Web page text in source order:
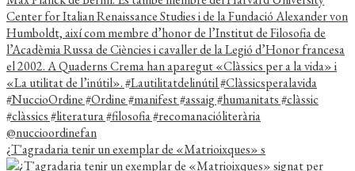
¿T'agradaria tenir un exemplar de «Matrioixques» s